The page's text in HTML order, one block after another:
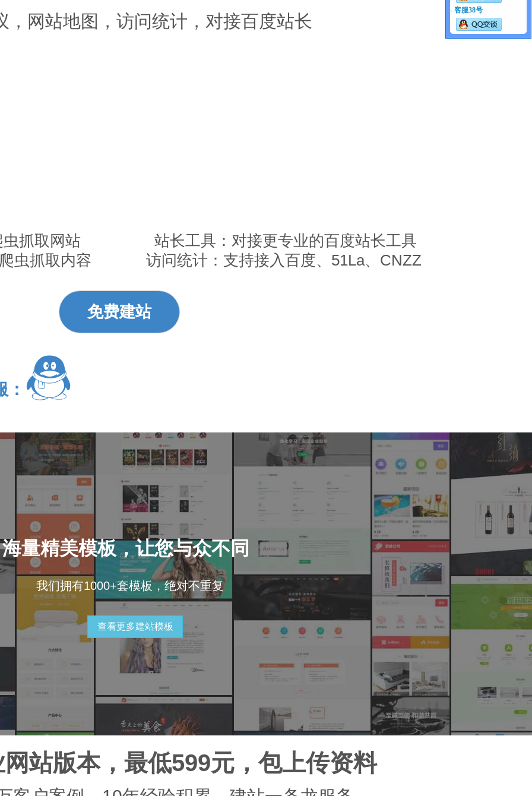
，网站地图，访问统计，对接百度站长
抓取网站
虫抓取内容
站长工具：对接更专业的百度站长工具
访问统计：支持接入百度、51La、CNZZ
免费建站
海量精美模板，让您与众不同
我们拥有1000+套模板，绝对不重复
查看更多建站模板
站版本，最低599元，包上传资料
- 客服38号